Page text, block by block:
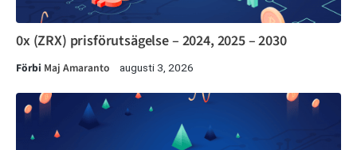
0x (ZRX) prisförutsägelse – 2024, 2025 – 2030
Förbi Maj Amaranto augusti 3, 2026